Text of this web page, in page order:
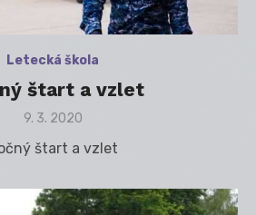
Letecká škola
štart a vzlet
Posted
9. 3. 2020
štart a vzlet